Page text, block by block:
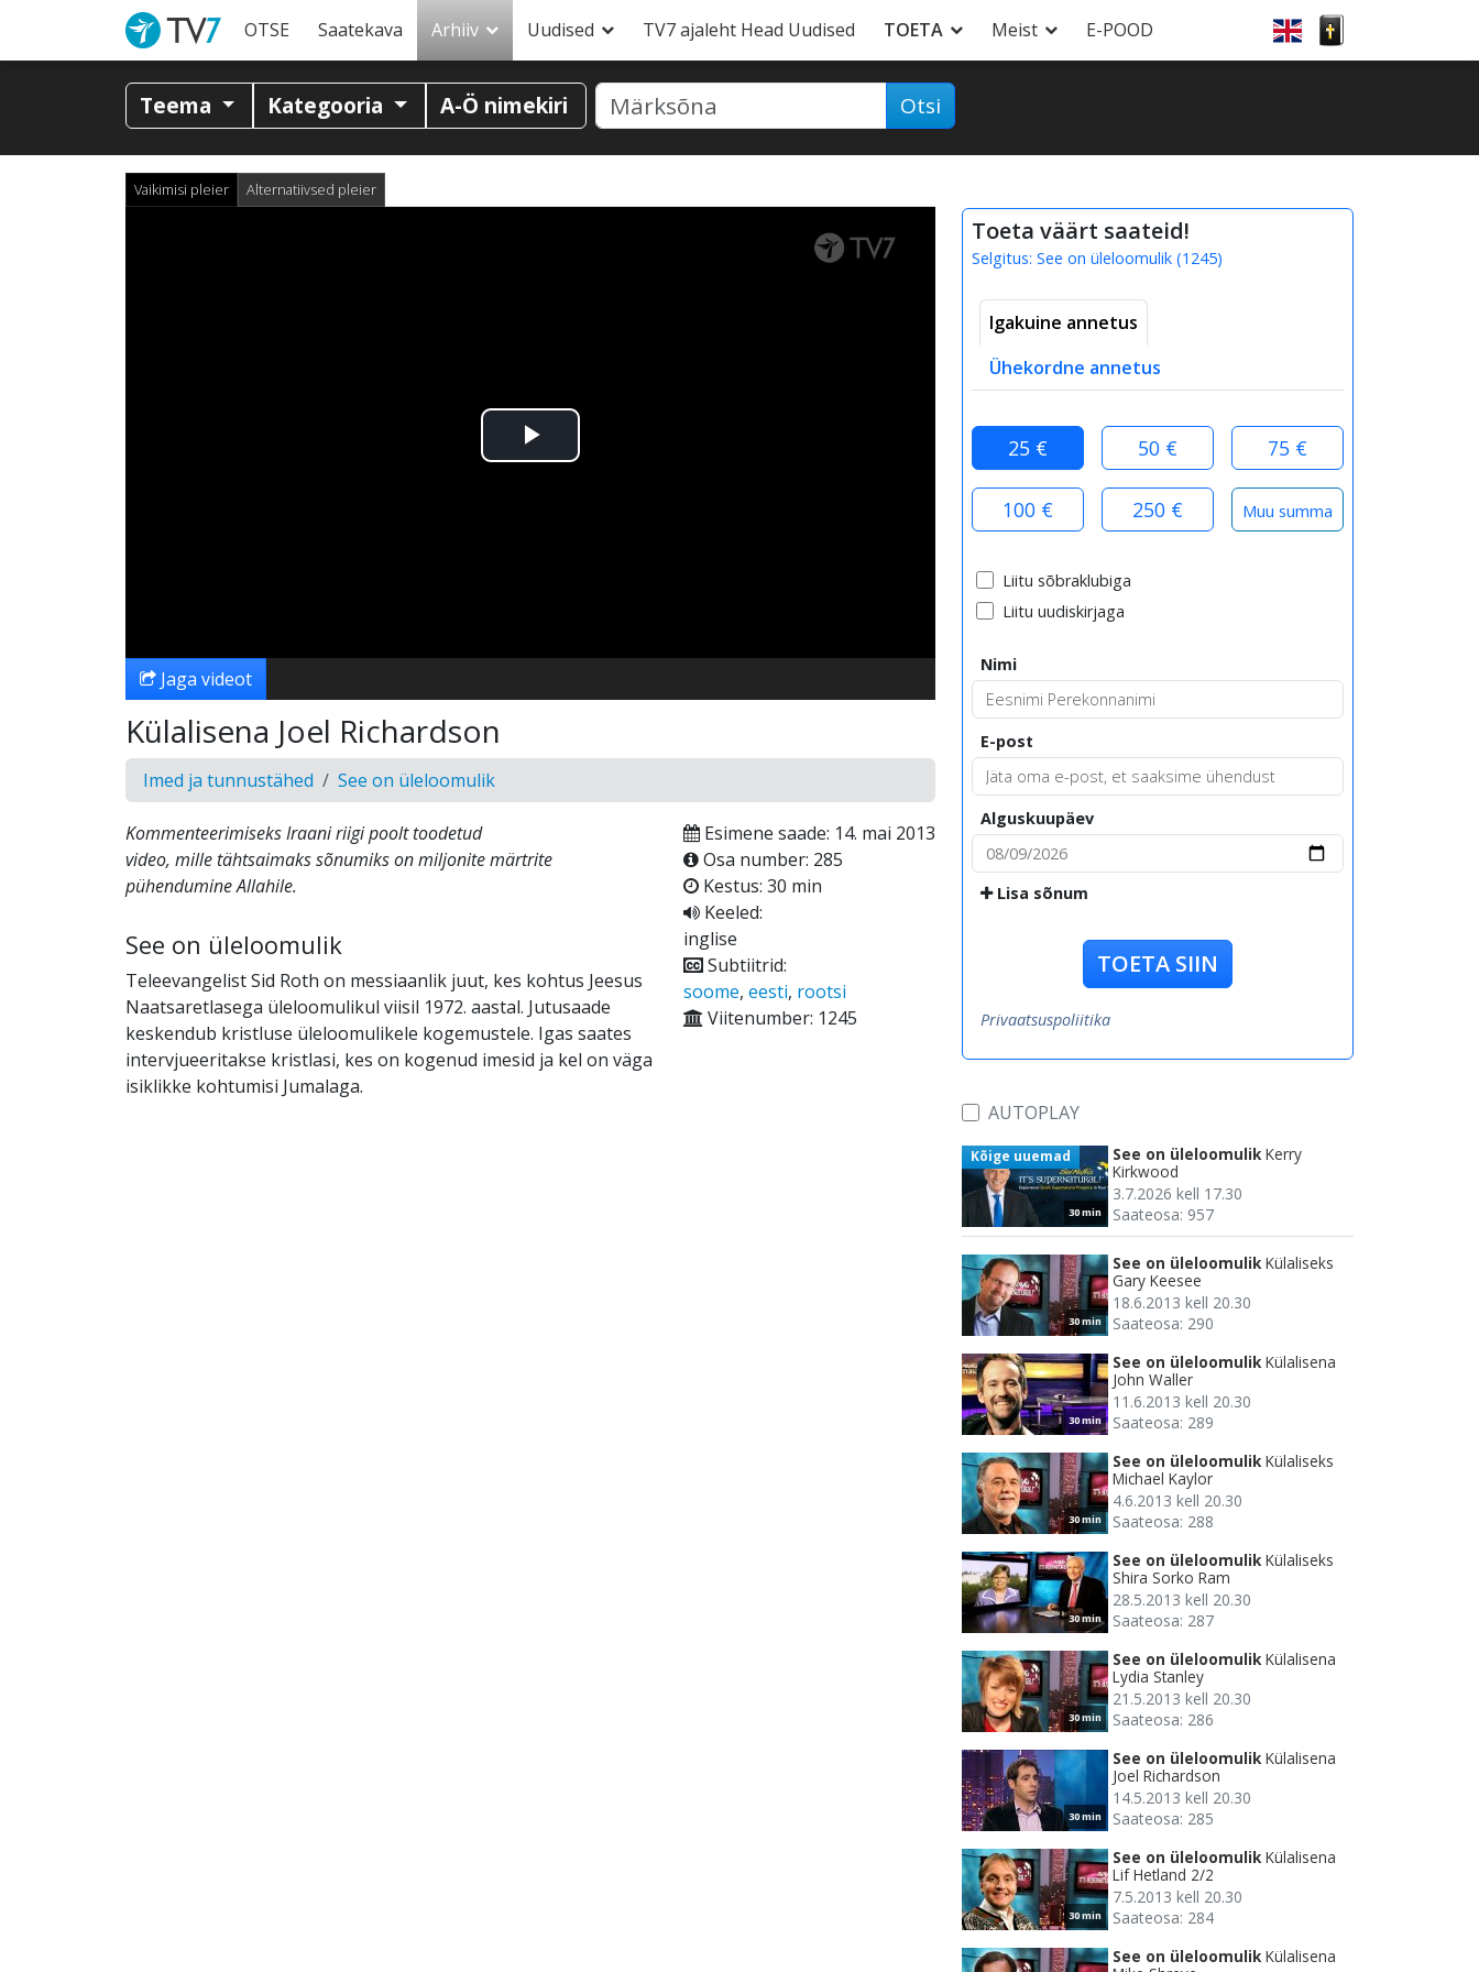
OTSE Saatekava Arhiiv Uudised TV7 ajaleht Head Uudised TOETA Meist E-POOD
Teema Kategooria A-Ö nimekiri Otsi
Vaikimisi pleier Alternatiivsed pleier
Esita
Jaga videot
Külalisena Joel Richardson
Imed ja tunnustähed See on üleloomulik
Kommenteerimiseks Iraani riigi poolt toodetud
video, mille tähtsaimaks sõnumiks on miljonite märtrite
pühendumine Allahile.
See on üleloomulik
Teleevangelist Sid Roth on messiaanlik juut, kes kohtus Jeesus
Naatsaretlasega üleloomulikul viisil 1972. aastal. Jutusaade
keskendub kristluse üleloomulikele kogemustele. Igas saates
intervjueeritakse kristlasi, kes on kogenud imesid ja kel on väga
isiklikke kohtumisi Jumalaga.
Esimene saade: 14. mai 2013
Osa number: 285
Kestus: 30 min
Keeled:
inglise
Subtiitrid:
soome, eesti, rootsi
Viitenumber: 1245
Toeta väärt saateid!
Selgitus: See on üleloomulik (1245)
Igakuine annetus
Ühekordne annetus
25 € 50 € 75 €
100 € 250 €
Liitu sõbraklubiga
Liitu uudiskirjaga
Nimi
E-post
Alguskuupäev
Lisa sõnum
TOETA SIIN
Privaatsuspoliitika
AUTOPLAY
30 min
Kõige uuemad See on üleloomulik Kerry
Kirkwood
3.7.2026 kell 17.30
Saateosa: 957
30 min
See on üleloomulik Külaliseks
Gary Keesee
18.6.2013 kell 20.30
Saateosa: 290
30 min
See on üleloomulik Külalisena
John Waller
11.6.2013 kell 20.30
Saateosa: 289
30 min
See on üleloomulik Külaliseks
Michael Kaylor
4.6.2013 kell 20.30
Saateosa: 288
30 min
See on üleloomulik Külaliseks
Shira Sorko Ram
28.5.2013 kell 20.30
Saateosa: 287
30 min
See on üleloomulik Külalisena
Lydia Stanley
21.5.2013 kell 20.30
Saateosa: 286
30 min
See on üleloomulik Külalisena
Joel Richardson
14.5.2013 kell 20.30
Saateosa: 285
30 min
See on üleloomulik Külalisena
Lif Hetland 2/2
7.5.2013 kell 20.30
Saateosa: 284
See on üleloomulik Külalisena